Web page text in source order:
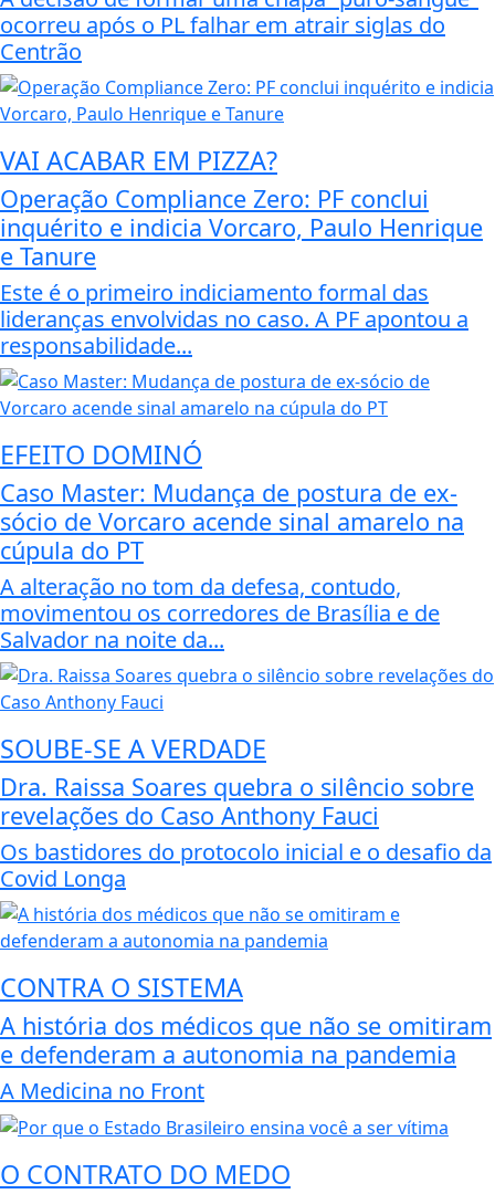
ocorreu após o PL falhar em atrair siglas do
Centrão
VAI ACABAR EM PIZZA?
Operação Compliance Zero: PF conclui
inquérito e indicia Vorcaro, Paulo Henrique
e Tanure
Este é o primeiro indiciamento formal das
lideranças envolvidas no caso. A PF apontou a
responsabilidade...
EFEITO DOMINÓ
Caso Master: Mudança de postura de ex-
sócio de Vorcaro acende sinal amarelo na
cúpula do PT
A alteração no tom da defesa, contudo,
movimentou os corredores de Brasília e de
Salvador na noite da...
SOUBE-SE A VERDADE
Dra. Raissa Soares quebra o silêncio sobre
revelações do Caso Anthony Fauci
Os bastidores do protocolo inicial e o desafio da
Covid Longa
CONTRA O SISTEMA
A história dos médicos que não se omitiram
e defenderam a autonomia na pandemia
A Medicina no Front
O CONTRATO DO MEDO